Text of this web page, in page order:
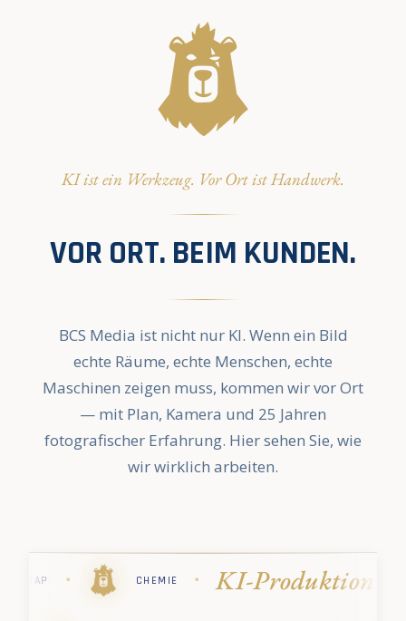
KI ist ein Werkzeug. Vor Ort ist Handwerk.
VOR ORT. BEIM KUNDEN.
BCS Media ist nicht nur KI. Wenn ein Bild
echte Räume, echte Menschen, echte
Maschinen zeigen muss, kommen wir vor Ort
— mit Plan, Kamera und 25 Jahren
fotografischer Erfahrung. Hier sehen Sie, wie
wir wirklich arbeiten.
STIHL PHARMA · KÄRCHER ·